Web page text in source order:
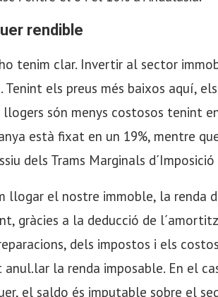
rendible
tenim clar. Invertir al sector
Tenint els preus més baixos aquí,
llogers són menys costosos tenint
està fixat en un 19%, mentre
dels Trams Marginals d´Imposició
llogar el nostre immoble, la renda
gràcies a la deducció de
dels impostos i els
la renda imposable. En el
el saldo és imputable sobre el